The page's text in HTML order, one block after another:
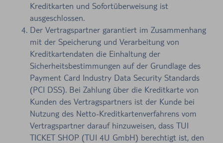
Kreditkarten und Sofortüberweisung ist
ausgeschlossen.
Der Vertragspartner garantiert im Zusammenhang
mit der Speicherung und Verarbeitung von
Kreditkartendaten die Einhaltung der
Sicherheitsbestimmungen auf der Grundlage des
Payment Card Industry Data Security Standards
(PCI DSS). Bei Zahlung über die Kreditkarte von
Kunden des Vertragspartners ist der Kunde bei
Nutzung des Netto-Kreditkartenverfahrens vom
Vertragspartner darauf hinzuweisen, dass TUI
TICKET SHOP (TUI 4U GmbH) berechtigt ist, den